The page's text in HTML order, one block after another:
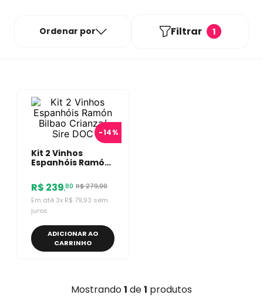
Ordenar por Filtrar 1
-14%
Kit 2 Vinhos
Espanhóis Ramón
Sire DOC
R$ 239,80 R$279,90
Em até 3x R$ 79,93 sem
juros
ADICIONAR AO
CARRINHO
Mostrando1 de1 produtos